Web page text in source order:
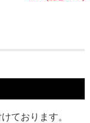
ております。